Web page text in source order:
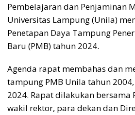
Pembelajaran dan Penjaminan
Universitas Lampung (Unila)
Penetapan Daya Tampung
Baru (PMB) tahun 2024.
Agenda rapat membahas dan
tampung PMB Unila tahun
2024. Rapat dilakukan bersama
wakil rektor, para dekan dan